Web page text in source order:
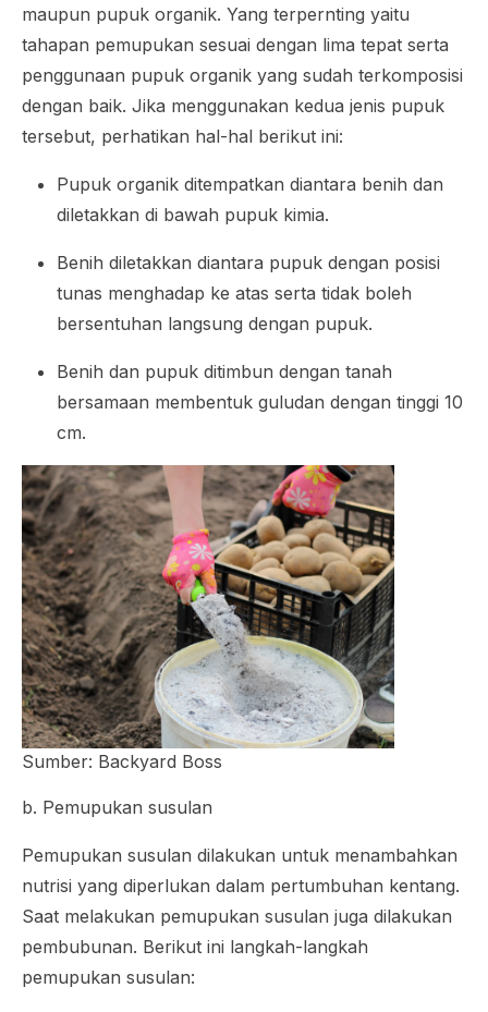
maupun pupuk organik. Yang terpernting yaitu
tahapan pemupukan sesuai dengan lima tepat serta
penggunaan pupuk organik yang sudah terkomposisi
dengan baik. Jika menggunakan kedua jenis pupuk
tersebut, perhatikan hal-hal berikut ini:
Pupuk organik ditempatkan diantara benih dan
diletakkan di bawah pupuk kimia.
Benih diletakkan diantara pupuk dengan posisi
tunas menghadap ke atas serta tidak boleh
bersentuhan langsung dengan pupuk.
Benih dan pupuk ditimbun dengan tanah
bersamaan membentuk guludan dengan tinggi 10
cm.
Sumber: Backyard Boss
b. Pemupukan susulan
Pemupukan susulan dilakukan untuk menambahkan
nutrisi yang diperlukan dalam pertumbuhan kentang.
Saat melakukan pemupukan susulan juga dilakukan
pembubunan. Berikut ini langkah-langkah
pemupukan susulan: